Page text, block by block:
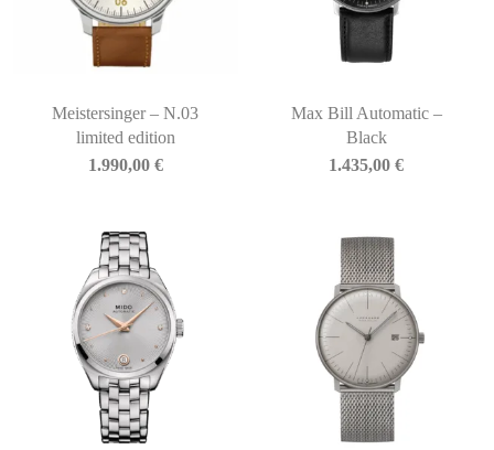
Meistersinger – N.03
limited edition
1.990,00 €
Max Bill Automatic –
Black
1.435,00€